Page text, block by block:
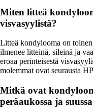
Miten litteä
visvasyylistä?
Litteä kondylooma on
ilmenee litteinä, sileinä ja
eroaa perinteisestä
molemmat ovat seurausta
Mitkä ovat
peräaukossa ja